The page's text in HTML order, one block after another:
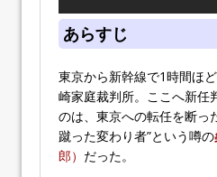
あらすじ
東京から新幹線で1時間ほ
崎家庭裁判所。ここへ新任
のは、東京への転任を断っ
蹴った変わり者”という噂の
郎） だった。